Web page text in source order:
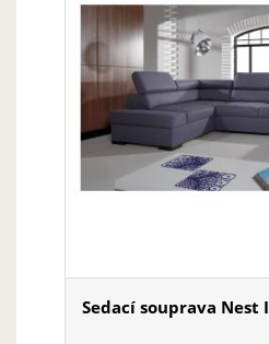
Sedací souprava Nest I